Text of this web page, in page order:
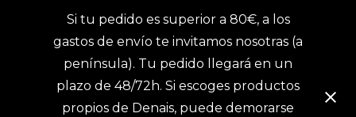
Si tu pedido es superior a 80€, a los
gastos de envío te invitamos nosotras (a
península). Tu pedido llegará en un
plazo de 48/72h. Si escoges productos
propios de Denais, puede demorarse